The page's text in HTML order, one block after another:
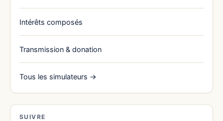
Intérêts composés
Transmission & donation
Tous les simulateurs →
SUIVRE